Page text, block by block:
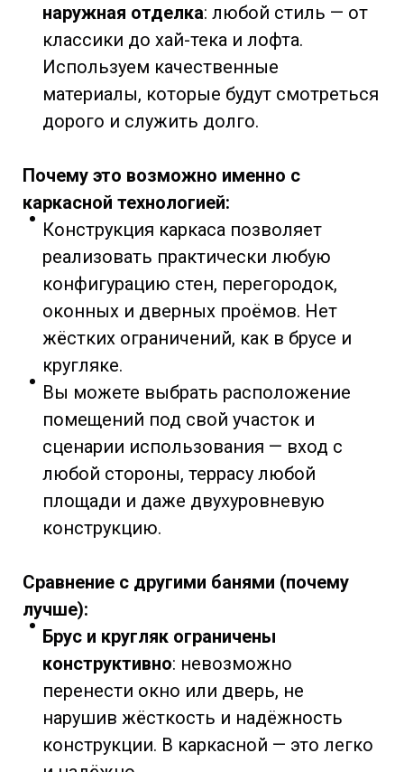
наружная отделка: любой стиль — от
классики до хай-тека и лофта.
Используем качественные
материалы, которые будут смотреться
дорого и служить долго.
Почему это возможно именно с
каркасной технологией:
Конструкция каркаса позволяет
реализовать практически любую
конфигурацию стен, перегородок,
оконных и дверных проёмов. Нет
жёстких ограничений, как в брусе и
кругляке.
Вы можете выбрать расположение
помещений под свой участок и
сценарии использования — вход с
любой стороны, террасу любой
площади и даже двухуровневую
конструкцию.
Сравнение с другими банями (почему
лучше):
Брус и кругляк ограничены
конструктивно: невозможно
перенести окно или дверь, не
нарушив жёсткость и надёжность
конструкции. В каркасной — это легко